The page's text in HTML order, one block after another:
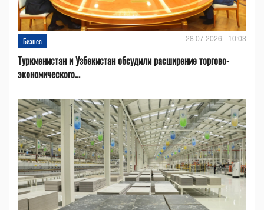
Бизнес 28.07.2026 - 10:03
Туркменистан и Узбекистан обсудили расширение торгово-
экономического...